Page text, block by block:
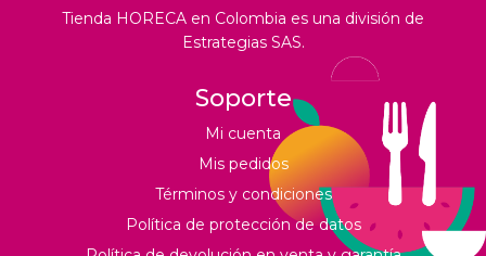
Tienda HORECA en Colombia es una división de
Estrategias SAS.
Soporte
Mi cuenta
Mis pedidos
Términos y condiciones
Política de protección de datos